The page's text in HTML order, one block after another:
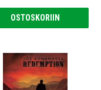
OSTOSKORIIN